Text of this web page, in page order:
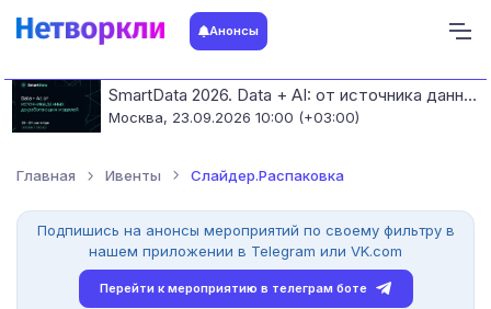
Анонсы
SmartData 2026. Data + AI: от источника данных до работающих моделей
Москва, 23.09.2026 10:00 (+03:00)
Главная Ивенты Слайдер.Распаковка
Подпишись на анонсы мероприятий по своему фильтру в
нашем приложении в Telegram или VK.com
Перейти к мероприятию в телеграм боте